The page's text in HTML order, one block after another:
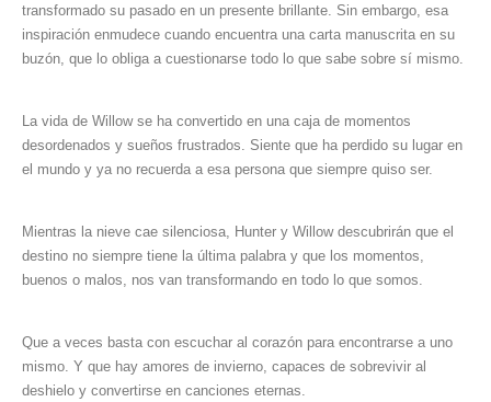
transformado su pasado en un presente brillante. Sin embargo, esa
inspiración enmudece cuando encuentra una carta manuscrita en su
buzón, que lo obliga a cuestionarse todo lo que sabe sobre sí mismo.
La vida de Willow se ha convertido en una caja de momentos
desordenados y sueños frustrados. Siente que ha perdido su lugar en
el mundo y ya no recuerda a esa persona que siempre quiso ser.
Mientras la nieve cae silenciosa, Hunter y Willow descubrirán que el
destino no siempre tiene la última palabra y que los momentos,
buenos o malos, nos van transformando en todo lo que somos.
Que a veces basta con escuchar al corazón para encontrarse a uno
mismo. Y que hay amores de invierno, capaces de sobrevivir al
deshielo y convertirse en canciones eternas.